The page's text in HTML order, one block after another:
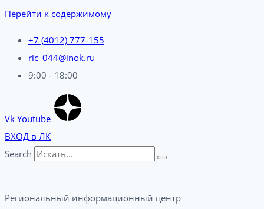
Перейти к содержимому
+7 (4012) 777-155
ric_044@inok.ru
9:00 - 18:00
Vk Youtube
ВХОД в ЛК
Search
Региональный информационный центр